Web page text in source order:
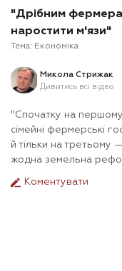
"Дрібним
наростити м'язи"
Тема: Економіка
Микола Стрижак
Дивитись всі відео
"Спочатку на першому
сімейні фермерські
й тільки на третьому
жодна земельна
Коментувати